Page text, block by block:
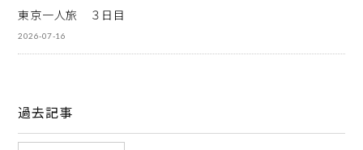
東京一人旅 ３日目
2026-07-16
過去記事